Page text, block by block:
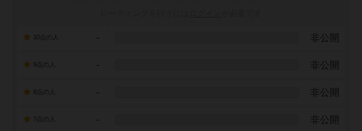
- 非公開
- 非公開
- 非公開
7点の人 - 非公開